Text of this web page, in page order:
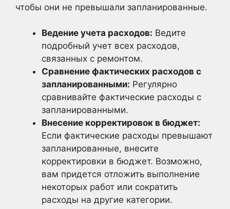
чтобы они не превышали запланированные.
Ведение учета расходов: Ведите
подробный учет всех расходов,
связанных с ремонтом.
Сравнение фактических расходов с
запланированными: Регулярно
сравнивайте фактические расходы с
запланированными.
Внесение корректировок в бюджет:
Если фактические расходы превышают
запланированные, внесите
корректировки в бюджет. Возможно,
вам придется отложить выполнение
некоторых работ или сократить
расходы на другие категории.